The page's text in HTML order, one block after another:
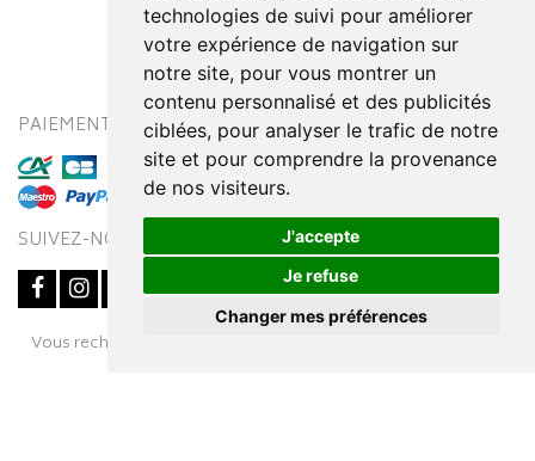
technologies de suivi pour améliorer
votre expérience de navigation sur
notre site, pour vous montrer un
contenu personnalisé et des publicités
ciblées, pour analyser le trafic de notre
site et pour comprendre la provenance
de nos visiteurs.
J'accepte
Je refuse
Changer mes préférences
PAIEMENT SÉCURISÉ MODES DE LIVRAISON
SUIVEZ-NOUS SUR
Vous recherchez un médicament ? Découvrez la pharmacie en